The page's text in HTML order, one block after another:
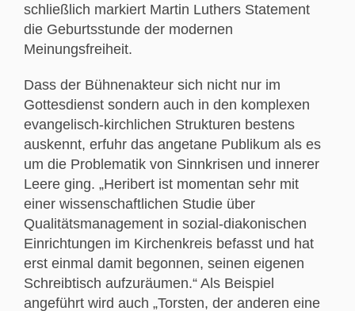
schließlich markiert Martin Luthers Statement
die Geburtsstunde der modernen
Meinungsfreiheit.
Dass der Bühnenakteur sich nicht nur im
Gottesdienst sondern auch in den komplexen
evangelisch-kirchlichen Strukturen bestens
auskennt, erfuhr das angetane Publikum als es
um die Problematik von Sinnkrisen und innerer
Leere ging. „Heribert ist momentan sehr mit
einer wissenschaftlichen Studie über
Qualitätsmanagement in sozial-diakonischen
Einrichtungen im Kirchenkreis befasst und hat
erst einmal damit begonnen, seinen eigenen
Schreibtisch aufzuräumen.“ Als Beispiel
angeführt wird auch „Torsten, der anderen eine